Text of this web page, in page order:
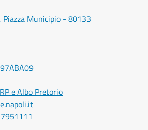
Piazza Municipio - 80133
e Albo Pretorio